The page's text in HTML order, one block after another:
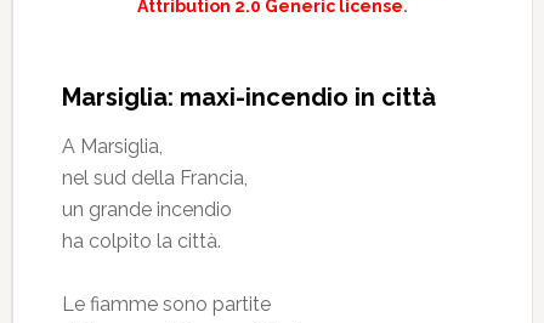
Attribution 2.0 Generic license.
Marsiglia: maxi-incendio in città
A Marsiglia,
nel sud della Francia,
un grande incendio
ha colpito la città.
Le fiamme sono partite